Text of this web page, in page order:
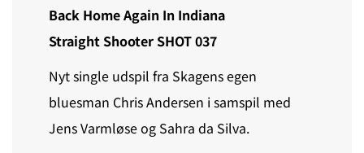
Back Home Again In Indiana
Straight Shooter SHOT 037
Nyt single udspil fra Skagens egen
bluesman Chris Andersen i samspil med
Jens Varmløse og Sahra da Silva.